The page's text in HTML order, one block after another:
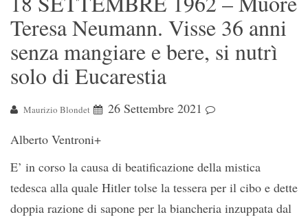
Teresa Neumann. Visse 36 anni
senza mangiare e bere, si nutrì
solo di Eucarestia
Maurizio Blondet
26 Settembre 2021
Alberto Ventroni+
E’ in corso la causa di beatificazione della mistica
tedesca alla quale Hitler tolse la tessera per il cibo e dette
doppia razione di sapone per la biancheria inzuppata dal